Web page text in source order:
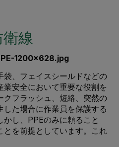
線
袋、フェイスシールドなどの
安全において重要な役割を
フラッシュ、短絡、突然の
た場合に作業員を保護する
し、PPEのみに頼ること
とを前提としています。これ